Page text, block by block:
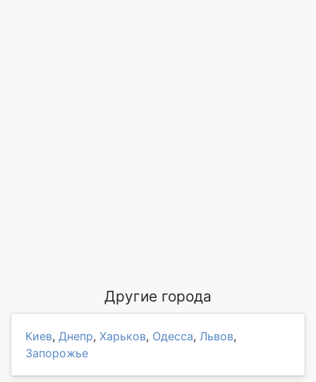
Другие города
Киев, Днепр, Харьков, Одесса, Львов,
Запорожье